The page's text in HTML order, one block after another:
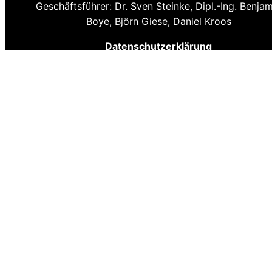
Geschäftsführer: Dr. Sven Steinke, Dipl.-Ing.
Boye, Björn Giese, Daniel Kroos
Datenschutzerklärung